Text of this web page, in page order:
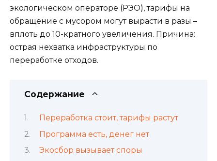
экологическом операторе (РЭО), тарифы на
обращение с мусором могут вырасти в разы –
вплоть до 10-кратного увеличения. Причина:
острая нехватка инфраструктуры по
переработке отходов.
Содержание
Переработка стоит, тарифы растут
Программа есть, денег нет
Экосбор вызывает споры